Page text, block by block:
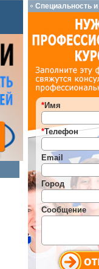
Специальность и
*Имя
*Телефон
Email
Город
Сообщение